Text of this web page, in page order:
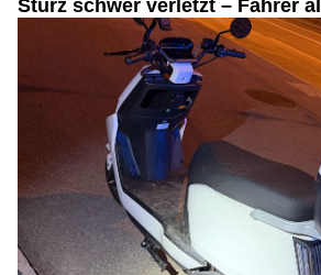
Sturz schwer verletzt – Fahrer